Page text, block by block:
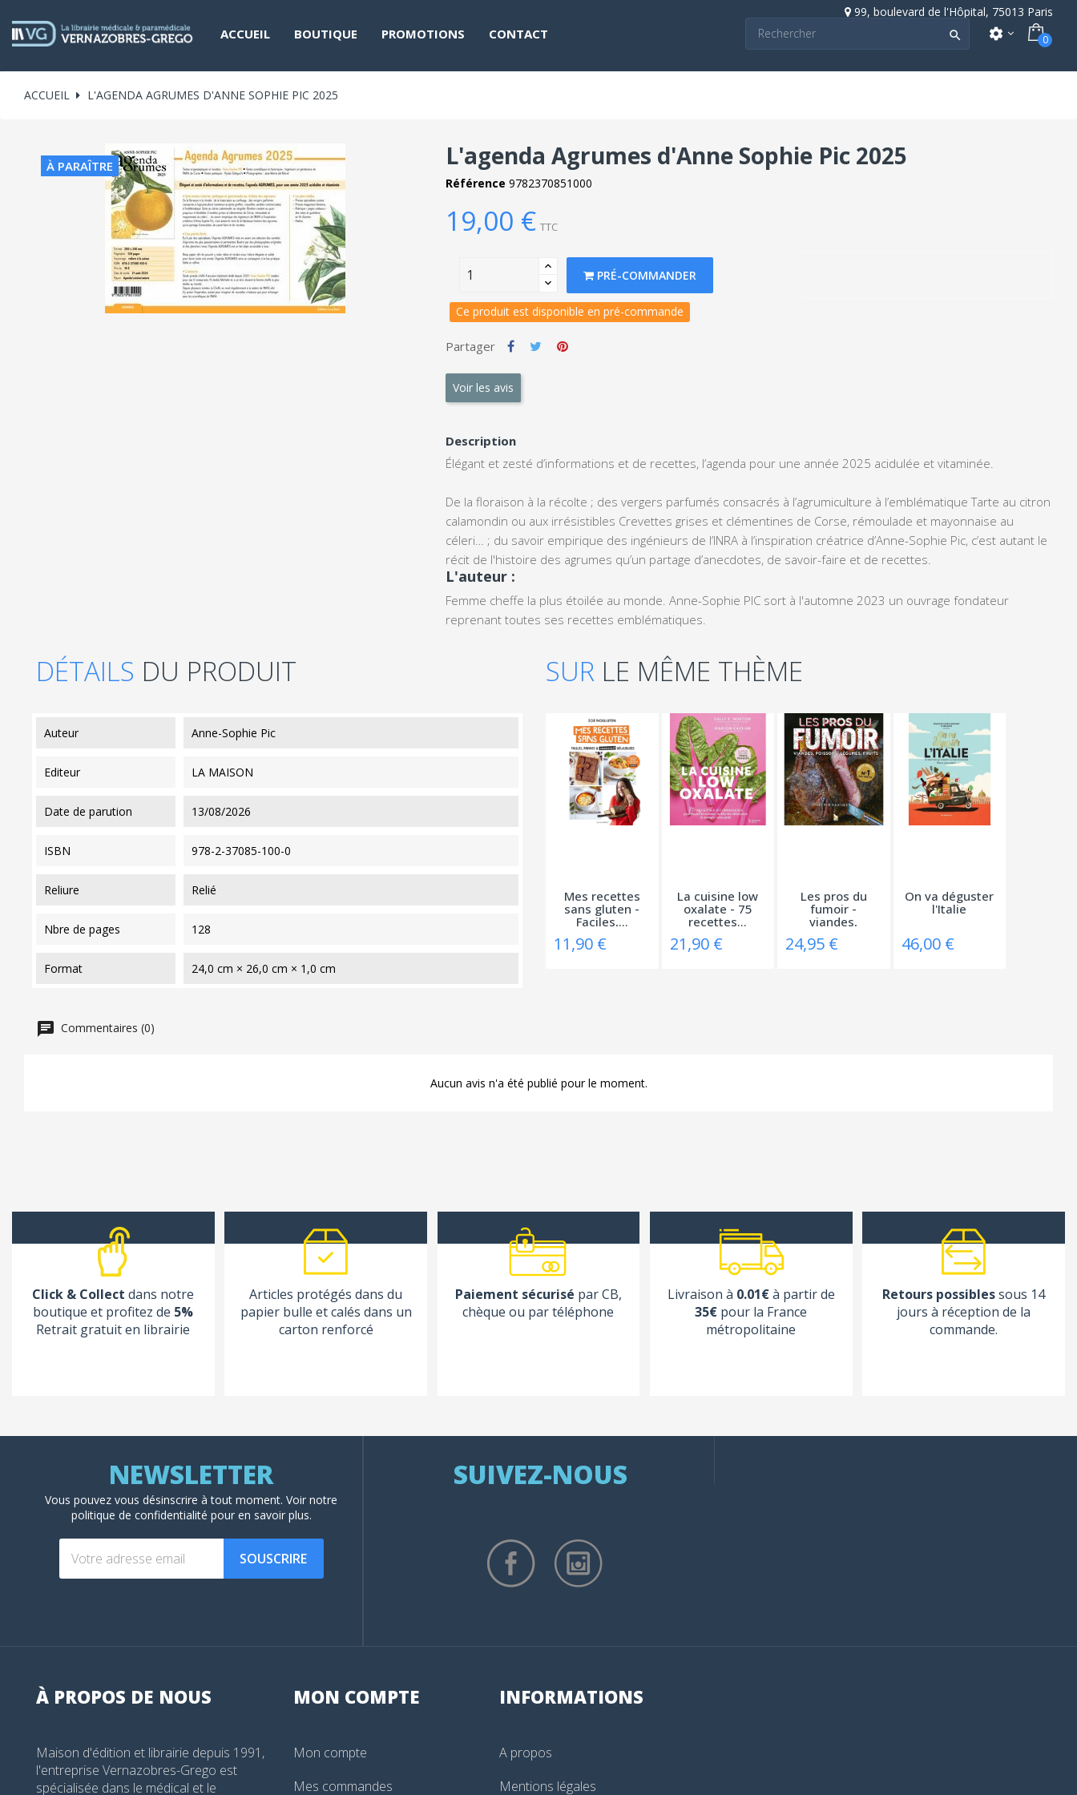
99, boulevard de l'Hôpital, 75013 Paris
ACCUEIL BOUTIQUE PROMOTIONS CONTACT  settings 0
ACCUEIL L'AGENDA AGRUMES D'ANNE SOPHIE PIC 2025
À PARAÎTRE L'agenda Agrumes d'Anne Sophie Pic 2025
Référence 9782370851000
19,00 € TTC
PRÉ-COMMANDER
Ce produit est disponible en pré-commande
Partager
Voir les avis
Description
Élégant et zesté d’informations et de recettes, l’agenda pour une année 2025 acidulée et vitaminée
De la floraison à la récolte ; des vergers parfumés consacrés à l’agrumiculture à l’emblématique Tarte au citron
calamondin ou aux irrésistibles Crevettes grises et clémentines de Corse, rémoulade et mayonnaise au
céleri… ; du savoir empirique des ingénieurs de l’INRA à l’inspiration créatrice d’Anne-Sophie Pic, c’est autant le
récit de l'histoire des agrumes qu’un partage d’anecdotes, de savoir-faire et de recettes.
L'auteur :
Femme cheffe la plus étoilée au monde. Anne-Sophie PIC sort à l'automne 2023 un ouvrage fondateur
reprenant toutes ses recettes emblématiques.
DÉTAILS DU PRODUIT
auteur Anne-Sophie Pic
editeur LA MAISON
date de parution 13/08/2026
ISBN 978-2-37085-100-0
reliure Relié
nbre de pages 128
format 24,0 cm × 26,0 cm × 1,0 cm
SUR LE MÊME THÈME
Mes recettes
sans gluten -
Faciles,...
11,90 €
La cuisine low
oxalate - 75
recettes...
21,90 €
Les pros du
fumoir -
viandes,
24,95 €
On va déguster
l'Italie
46,00 €
Commentaires (0)
Aucun avis n'a été publié pour le moment.
Click & Collect dans notre
boutique et profitez de 5%
Retrait gratuit en librairie
Articles protégés dans du
papier bulle et calés dans un
carton renforcé
Paiement sécurisé par CB,
chèque ou par téléphone
Livraison à 0.01€à partir de
35€ pour la France
métropolitaine
Retours possiblessous 14
jours à réception de la
commande.
Vous pouvez vous désinscrire à tout moment. Voirnotre
politique de confidentialité pour en savoir plus.
SOUSCRIRE
SUIVEZ-NOUS
À PROPOS DE NOUS
Maison d'édition et librairie depuis 1991,
l'entreprise Vernazobres-Grego est
spécialisée dans le médical et le
MON COMPTE
Mon compte
Mes commandes
INFORMATIONS
A propos
Mentions légales